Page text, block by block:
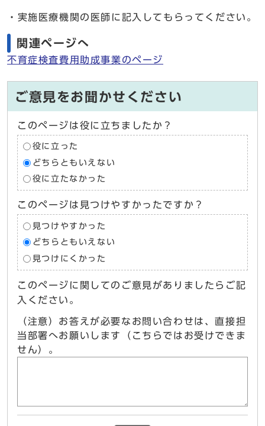
・実施医療機関の医師に記入してもらってください。
関連ページへ
不育症検査費用助成事業のページ
ご意見をお聞かせください
このページは役に立ちましたか？
役に立った
どちらともいえない
役に立たなかった
このページは見つけやすかったですか？
見つけやすかった
どちらともいえない
見つけにくかった
このページに関してのご意見がありましたらご記
入ください。
（注意）お答えが必要なお問い合わせは、直接担
当部署へお願いします（こちらではお受けできま
せん）。